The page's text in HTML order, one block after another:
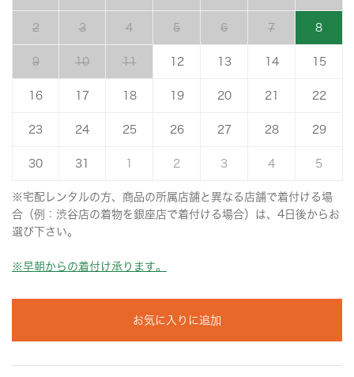
2 3 4 5 6 7 8
9 10 11 12 13 14 15
16 17 18 19 20 21 22
23 24 25 26 27 28 29
30 31 2 3 4 5
※宅配レンタルの方、商品の所属店舗と異なる店舗で着付ける場
合（例：渋谷店の着物を銀座店で着付ける場合）は、4日後からお
選び下さい。
※早朝からの着付け承ります。
お気に入りに追加